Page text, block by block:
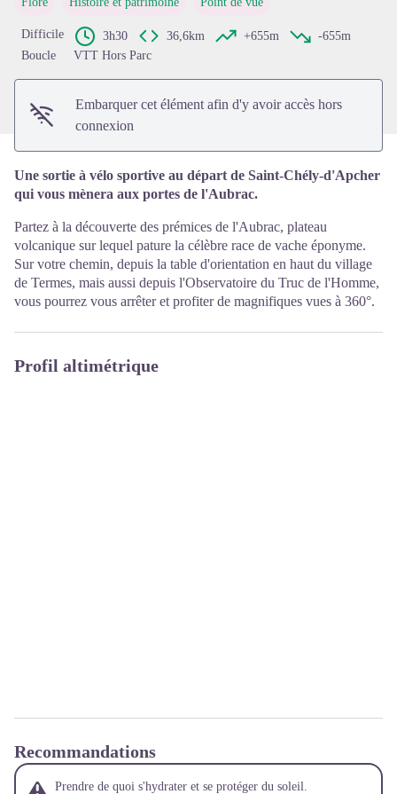
Voir l'image en plein écran
Difficile 3h30 36,6km +655m
-655m
Boucle
VTT Hors Parc
Embarquer cet élément afin d'y avoir accès hors
connexion
Une sortie à vélo sportive au départ de Saint-Chély-d'Apcher
qui vous mènera aux portes de l'Aubrac.
Partez à la découverte des prémices de l'Aubrac, plateau
volcanique sur lequel pature la célèbre race de vache éponyme.
Sur votre chemin, depuis la table d'orientation en haut du village
de Termes, mais aussi depuis l'Observatoire du Truc de l'Homme,
vous pourrez vous arrêter et profiter de magnifiques vues à 360°.
Profil altimétrique
Recommandations
Prendre de quoi s'hydrater et se protéger du soleil.